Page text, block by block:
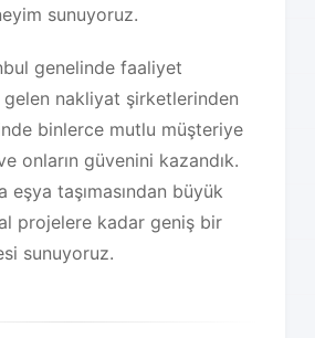
sunuyoruz.
genelinde faaliyet
nakliyat şirketlerinden
binlerce mutlu müşteriye
onların güvenini kazandık.
eşya taşımasından büyük
projelere kadar geniş bir
sunuyoruz.